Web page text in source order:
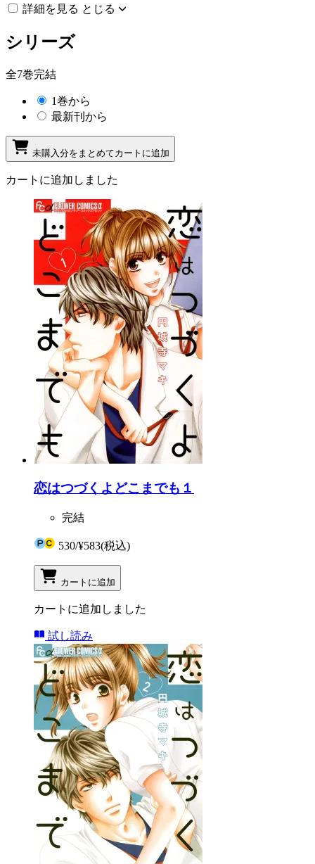
詳細を見る とじる
シリーズ
全7巻完結
1巻から
最新刊から
未購入分をまとめてカートに追加
カートに追加しました
恋はつづくよどこまでも１
完結
530/¥583(税込)
カートに追加
カートに追加しました
試し読み